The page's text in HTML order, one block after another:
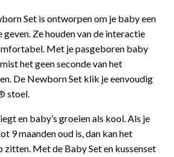
Set is ontworpen om je baby een
Ze houden van de interactie
Met je pasgeboren baby
het geen seconde van het
De Newborn Set klik je eenvoudig
stoel.
en baby’s groeien als kool. Als je
9 maanden oud is, dan kan het
Met de Baby Set en kussenset